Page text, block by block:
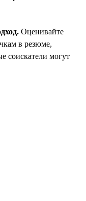
Оценивайте
в резюме,
соискатели могут